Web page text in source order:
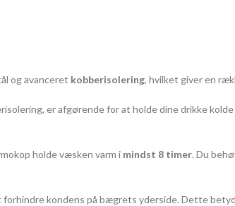
og avanceret kobberisolering, hvilket giver en
er afgørende for at holde dine drikke kolde
holde væsken varm i mindst 8 timer. Du
kondens på bægrets yderside. Dette